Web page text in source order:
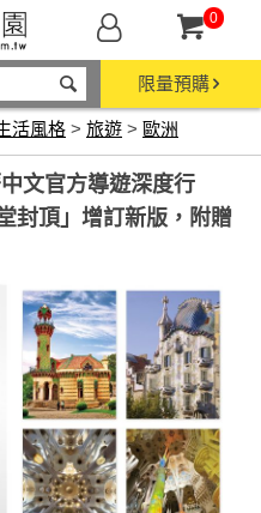
0
限量預購
活風格 > 旅遊 > 歐洲
文官方導遊深度行
封頂」增訂新版，附贈